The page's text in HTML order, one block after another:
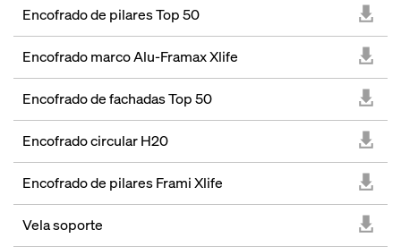
Encofrado de pilares Top 50
Encofrado marco Alu-Framax Xlife
Encofrado de fachadas Top 50
Encofrado circular H20
Encofrado de pilares Frami Xlife
Vela soporte